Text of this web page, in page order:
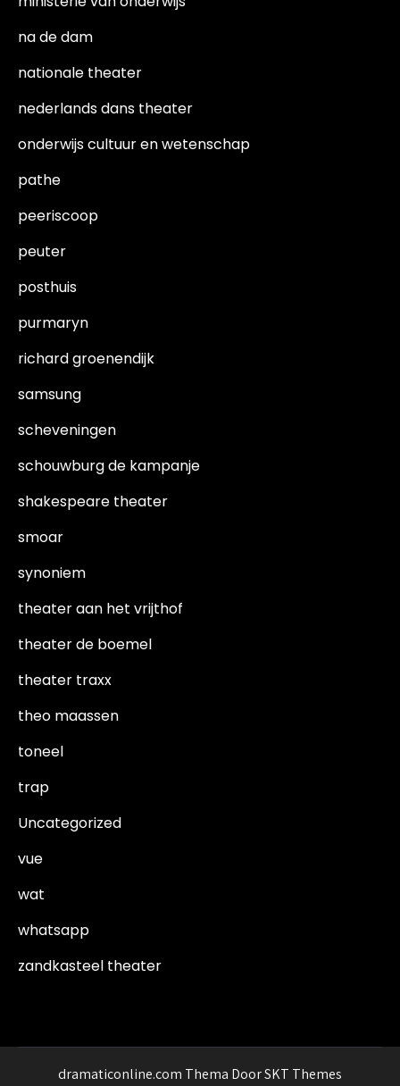
na de dam
nationale theater
nederlands dans theater
onderwijs cultuur en wetenschap
pathe
peeriscoop
peuter
posthuis
purmaryn
richard groenendijk
samsung
scheveningen
schouwburg de kampanje
shakespeare theater
smoar
synoniem
theater aan het vrijthof
theater de boemel
theater traxx
theo maassen
toneel
trap
Uncategorized
vue
wat
whatsapp
zandkasteel theater
dramaticonline.com Thema Door SKT Themes